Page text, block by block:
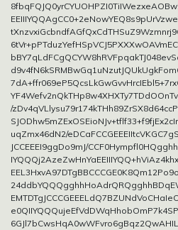
/
uqZmx46dN2/
JCCEEEI9ggDo9mJ/